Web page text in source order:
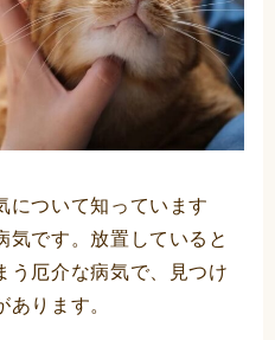
について知っています
気です。放置していると
う厄介な病気で、見つけ
ります。